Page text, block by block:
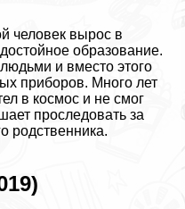
человек вырос в
образование.
и вместо этого
приборов. Много лет
в космос и не смог
проследовать за
родственника.